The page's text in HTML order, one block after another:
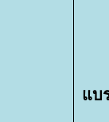
บร